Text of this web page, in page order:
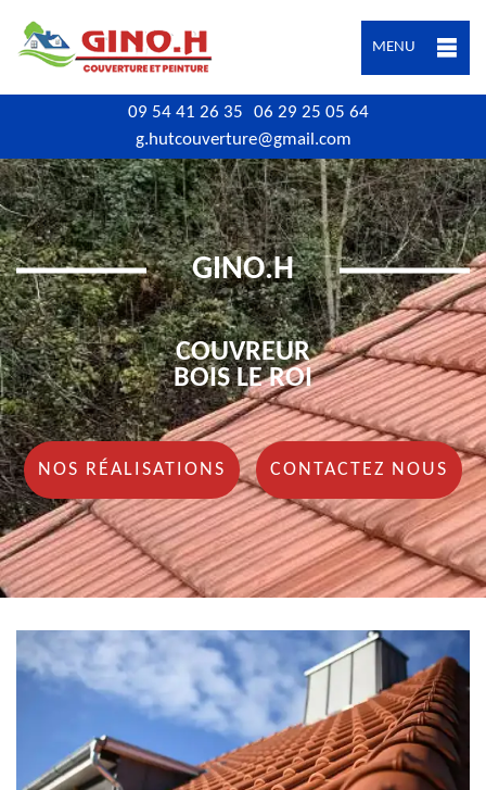
MENU
09 54 41 26 35
06 29 25 05 64
g.hutcouverture@gmail.com
GINO.H
COUVREUR
BOIS LE ROI
NOS RÉALISATIONS CONTACTEZ NOUS
DEVIS GRATUIT
Demandez votre devis, c'est gratuit!